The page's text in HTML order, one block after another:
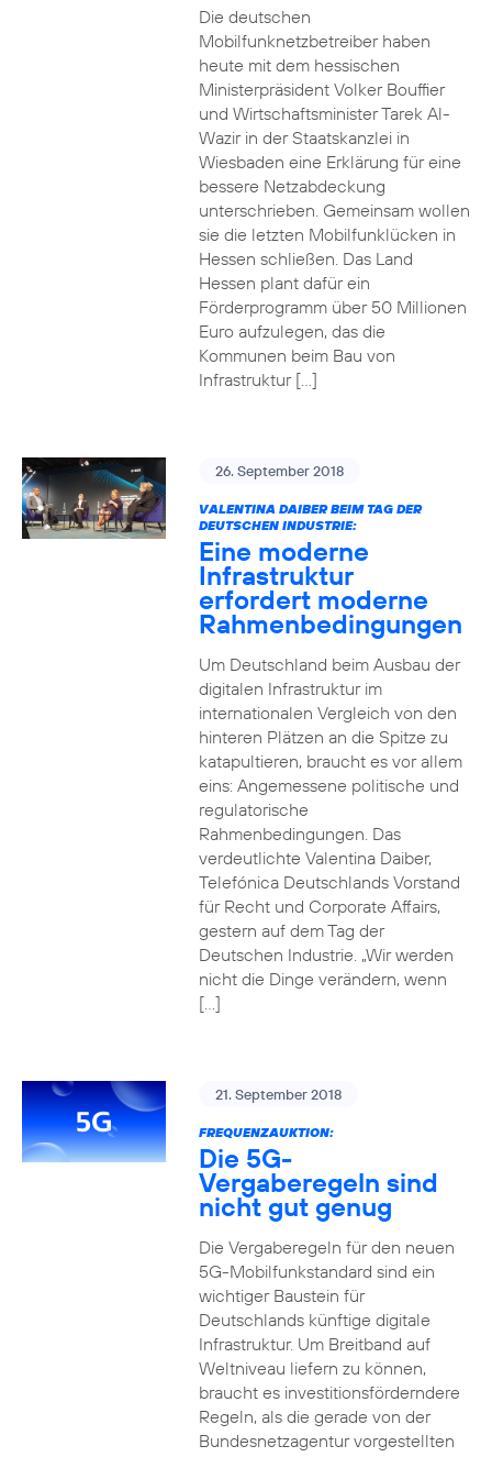
Die deutschen
Mobilfunknetzbetreiber haben
heute mit dem hessischen
Ministerpräsident Volker Bouffier
und Wirtschaftsminister Tarek Al-
Wazir in der Staatskanzlei in
Wiesbaden eine Erklärung für eine
bessere Netzabdeckung
unterschrieben. Gemeinsam wollen
sie die letzten Mobilfunklücken in
Hessen schließen. Das Land
Hessen plant dafür ein
Förderprogramm über 50 Millionen
Euro aufzulegen, das die
Kommunen beim Bau von
Infrastruktur […]
26. September 2018
VALENTINA DAIBER BEIM TAG DER
DEUTSCHEN INDUSTRIE:
Eine moderne
Infrastruktur
erfordert moderne
Rahmenbedingungen
Um Deutschland beim Ausbau der
digitalen Infrastruktur im
internationalen Vergleich von den
hinteren Plätzen an die Spitze zu
katapultieren, braucht es vor allem
eins: Angemessene politische und
regulatorische
Rahmenbedingungen. Das
verdeutlichte Valentina Daiber,
Telefónica Deutschlands Vorstand
für Recht und Corporate Affairs,
gestern auf dem Tag der
Deutschen Industrie. „Wir werden
nicht die Dinge verändern, wenn
[…]
21. September 2018
FREQUENZAUKTION:
Die 5G-
Vergaberegeln sind
nicht gut genug
Die Vergaberegeln für den neuen
5G-Mobilfunkstandard sind ein
wichtiger Baustein für
Deutschlands künftige digitale
Infrastruktur. Um Breitband auf
Weltniveau liefern zu können,
braucht es investitionsförderndere
Regeln, als die gerade von der
Bundesnetzagentur vorgestellten